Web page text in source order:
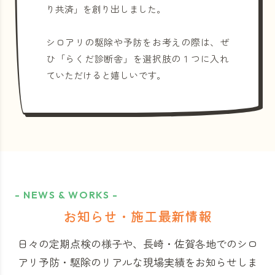
り共済」を創り出しました。
シロアリの駆除や予防をお考えの際は、ぜ
ひ「らくだ診断舎」を選択肢の１つに入れ
ていただけると嬉しいです。
- NEWS & WORKS -
お知らせ・施工最新情報
日々の定期点検の様子や、長崎・佐賀各地でのシロ
アリ予防・駆除のリアルな現場実績をお知らせしま